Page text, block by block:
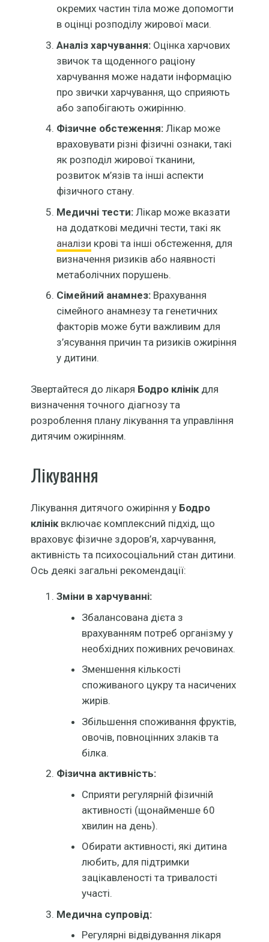
окремих частин тіла може допомогти
в оцінці розподілу жирової маси.
Аналіз харчування:Оцінка харчових
звичок та щоденного раціону
харчування може надати інформацію
про звички харчування, що сприяють
або запобігають ожирінню.
Фізичне обстеження:Лікар може
враховувати різні фізичні ознаки, такі
як розподіл жирової тканини,
розвиток м’язів та інші аспекти
фізичного стану.
Медичні тести:Лікар може вказати
на додаткові медичні тести, такі як
аналізи крові та інші обстеження, для
визначення ризиків або наявності
метаболічних порушень.
Сімейний анамнез:Врахування
сімейного анамнезу та генетичних
факторів може бути важливим для
з’ясування причин та ризиків ожиріння
у дитини.
Звертайтеся до лікаря Бодро клінік для
визначення точного діагнозу та
розроблення плану лікування та управління
дитячим ожирінням.
Лікування
Лікування дитячого ожиріння у Бодро
клініквключає комплексний підхід, що
враховує фізичне здоров’я, харчування,
активність та психосоціальний стан дитини.
Ось деякі загальні рекомендації:
Зміни в харчуванні:
Збалансована дієта з
врахуванням потреб організму у
необхідних поживних речовинах.
Зменшення кількості
споживаного цукру та насичених
жирів.
Збільшення споживання фруктів,
овочів, повноцінних злаків та
білка.
Фізична активність:
Сприяти регулярній фізичній
активності (щонайменше 60
хвилин на день).
Обирати активності, які дитина
любить, для підтримки
зацікавленості та тривалості
участі.
Медична супровід:
Регулярні відвідування лікаря